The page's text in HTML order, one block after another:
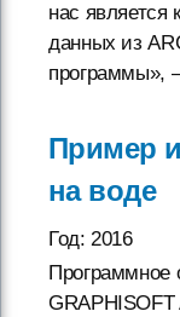
нас является
данных из
программы»,
Пример
на воде
Год: 2016
Программное